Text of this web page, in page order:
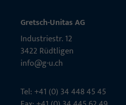
Gretsch-Unitas AG
Indu­s­triestr. 12
3422 Rüdt­ligen
info@g-u.ch
Tel: +41 (0) 34 448 45 45